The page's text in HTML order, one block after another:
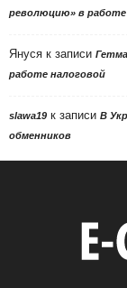
революцию» в работе
Януся к записи
работе налоговой
slawa19 к записи В
обменников